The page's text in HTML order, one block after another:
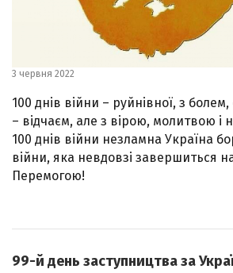
3 червня 2022
100 днів війни – руйнівної, з
– відчаєм, але з вірою, молитвою і
100 днів війни незламна Україна
війни, яка невдовзі завершиться
Перемогою!
99-й день заступництва за